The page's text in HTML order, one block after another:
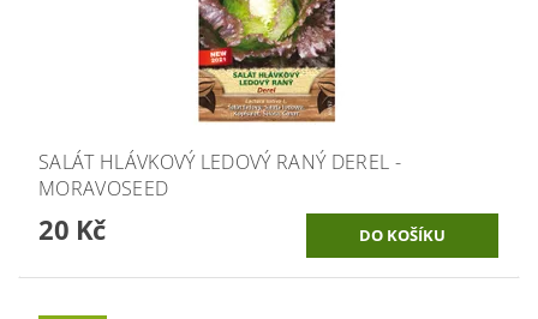
SALÁT HLÁVKOVÝ LEDOVÝ RANÝ DEREL -
MORAVOSEED
20 Kč